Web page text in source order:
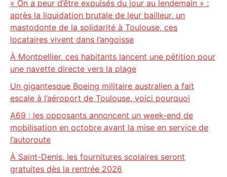
« On a peur d’être expulsés du jour au lendemain » :
après la liquidation brutale de leur bailleur, un
mastodonte de la solidarité à Toulouse, ces
locataires vivent dans l’angoisse
À Montpellier, ces habitants lancent une pétition pour
une navette directe vers la plage
Un gigantesque Boeing militaire australien a fait
escale à l’aéroport de Toulouse, voici pourquoi
A69 : les opposants annoncent un week-end de
mobilisation en octobre avant la mise en service de
l’autoroute
À Saint-Denis, les fournitures scolaires seront
gratuites dès la rentrée 2026